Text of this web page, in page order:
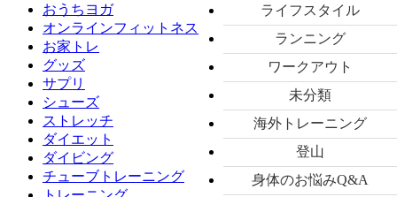
ライフスタイル
ランニング
ワークアウト
未分類
海外トレーニング
登山
身体のお悩みQ&A
おうちヨガ
オンラインフィットネス
お家トレ
グッズ
サプリ
シューズ
ストレッチ
ダイエット
ダイビング
チューブトレーニング